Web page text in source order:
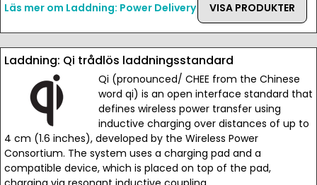
Läs mer om Laddning: Power Delivery
VISA PRODUKTER
Laddning: Qi trådlös laddningsstandard
Qi (pronounced/ CHEE from the Chinese
word qi) is an open interface standard that
defines wireless power transfer using
inductive charging over distances of up to
4 cm (1.6 inches), developed by the Wireless Power
Consortium. The system uses a charging pad and a
compatible device, which is placed on top of the pad,